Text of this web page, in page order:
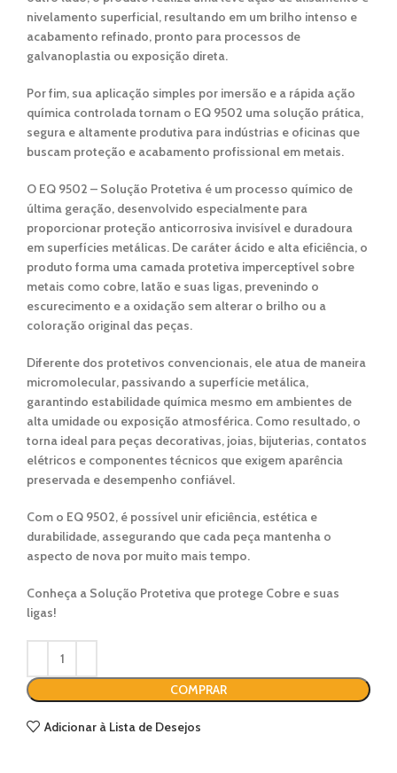
nivelamento superficial, resultando em um brilho intenso e
acabamento refinado, pronto para processos de
galvanoplastia ou exposição direta.
Por fim, sua aplicação simples por imersão e a rápida ação
química controladatornam o EQ 9502 uma solução prática,
segura e altamente produtiva para indústrias e oficinas que
buscam proteção e acabamento profissional em metais.
O EQ 9502 – Solução Protetiva é um processo químico de
última geração, desenvolvido especialmente para
proporcionar proteção anticorrosiva invisível e duradoura
em superfícies metálicas. De caráter ácido e alta eficiência, o
produto forma uma camada protetiva imperceptível sobre
metais como cobre, latão e suas ligas, prevenindo o
escurecimento e a oxidação sem alterar o brilho ou a
coloração original das peças.
Diferente dos protetivos convencionais, ele atua de maneira
micromolecular, passivando a superfície metálica,
garantindo estabilidade química mesmo em ambientes de
alta umidade ou exposição atmosférica. Como resultado, o
torna ideal para peças decorativas, joias, bijuterias, contatos
elétricos e componentes técnicos que exigem aparência
preservada e desempenho confiável.
Com o EQ 9502, é possível unir eficiência, estética e
durabilidade, assegurando que cada peça mantenha o
aspecto de nova por muito mais tempo.
Conheça a Solução Protetiva que protege Cobre e suas
ligas!
COMPRAR
Adicionar à Lista de Desejos